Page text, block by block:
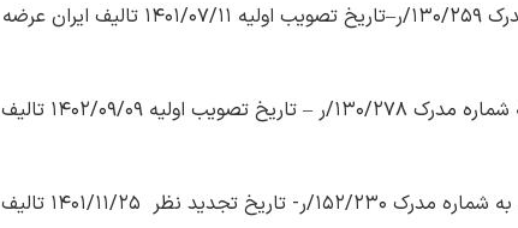
ر –
تاریخ تصویب اولیه 1401/07/11 تالیف ایران عرضه
10 سوال روش اجرایی نحوه نظارت بر نهادهای ارزیابی انطباق به شماره مدرک 130/278/ر – تاریخ تصویب اولیه 1402/09/09 تالیف
30 سوال روش اجرایی روش های ارزیابی انطباق کالاهای وارداتی به شماره مدرک ۱۵۲/۲۳۰/ر- تاریخ تجدید نظر ۱۴۰۱/۱۱/۲۵ تالیف